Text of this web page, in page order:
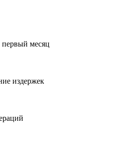
первый месяц
издержек